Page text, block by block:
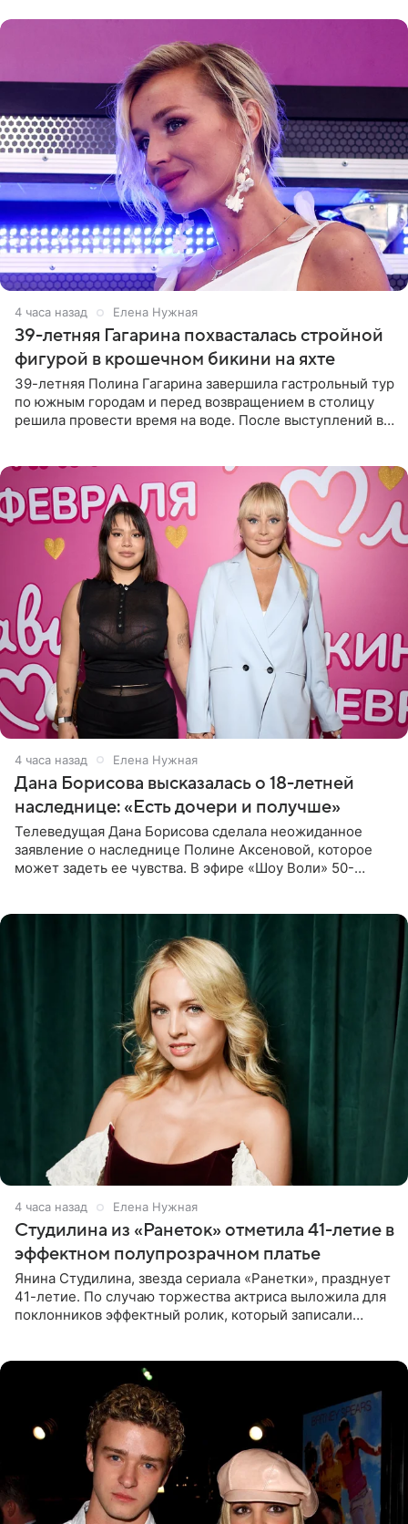
4 часа назад Елена Нужная
39-летняя Гагарина похвасталась стройной
фигурой в крошечном бикини на яхте
39-летняя Полина Гагарина завершила гастрольный тур
по южным городам и перед возвращением в столицу
решила провести время на воде. После выступлений в
4 часа назад Елена Нужная
Дана Борисова высказалась о 18-летней
наследнице: «Есть дочери и получше»
Телеведущая Дана Борисова сделала неожиданное
заявление о наследнице Полине Аксеновой, которое
может задеть ее чувства. В эфире «Шоу Воли» 50-
4 часа назад Елена Нужная
Студилина из «Ранеток» отметила 41-летие в
эффектном полупрозрачном платье
Янина Студилина, звезда сериала «Ранетки», празднует
41-летие. По случаю торжества актриса выложила для
поклонников эффектный ролик, который записали